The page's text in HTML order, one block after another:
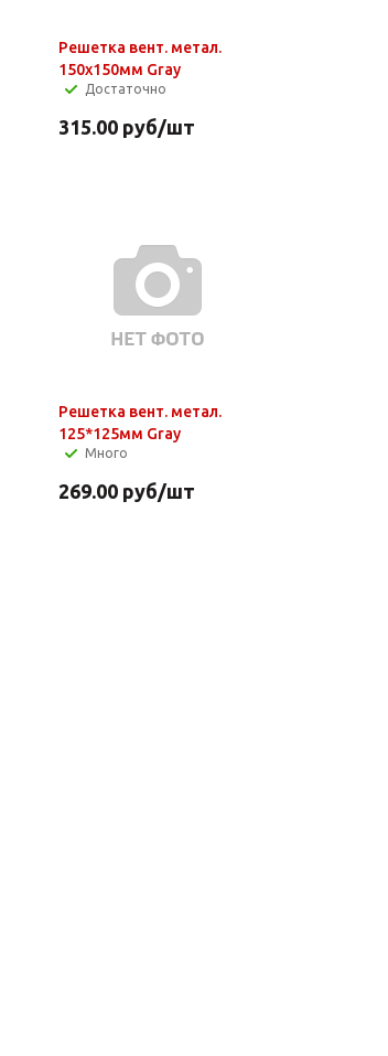
Решетка вент. метал.
150х150мм Gray
Достаточно
315.00руб/шт
Решетка вент. метал.
125*125мм Gray
Много
269.00руб/шт